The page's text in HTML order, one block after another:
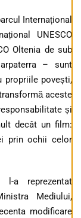
Internațional
UNESCO
Oltenia de sub
– sunt
propriile povești,
aceste
și
decât un film:
prin ochii celor
a reprezentat
Mediului,
modificare